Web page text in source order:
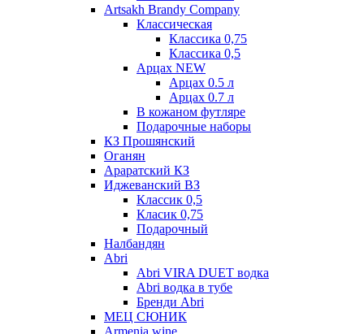
Artsakh Brandy Company
Классическая
Классика 0,75
Классика 0,5
Арцах NEW
Арцах 0.5 л
Арцах 0.7 л
В кожаном футляре
Подарочные наборы
КЗ Прошянский
Оганян
Араратский КЗ
Иджеванский ВЗ
Классик 0,5
Класик 0,75
Подарочный
Налбандян
Abri
Abri VIRA DUET водка
Abri водка в тубе
Бренди Abri
МЕЦ СЮНИК
Armenia wine